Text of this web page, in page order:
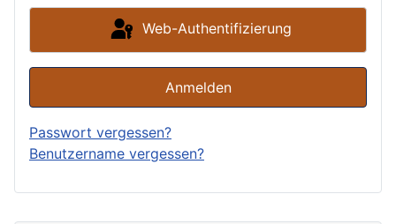
Web-Authentifizierung
Anmelden
Passwort vergessen?
Benutzername vergessen?